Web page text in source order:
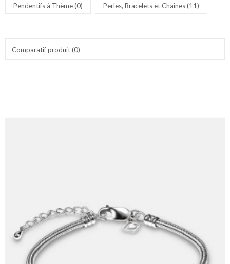
Pendentifs à Thème (0) Perles, Bracelets et Chaînes (11)
Comparatif produit (0)